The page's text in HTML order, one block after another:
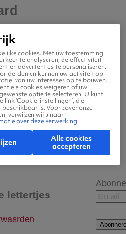
Dinard - Eindhoven
lettertjes
cookies. Met uw toestemming
te analyseren, de effectiviteit
en advertenties te personaliseren.
derden en kunnen uw activiteit op
van uw interesses op te bouwen.
cookies weigeren of uw
optie te selecteren. U kunt
‘Cookie-instellingen’, die
is. Voor zover onze
verwijzen wij u naar
over deze verwerking.
Alle cookies
accepteren